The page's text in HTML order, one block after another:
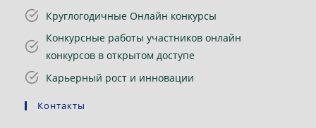
Круглогодичные Онлайн конкурсы
Конкурсные работы участников онлайн
конкурсов в открытом доступе
Карьерный рост и инновации
Контакты